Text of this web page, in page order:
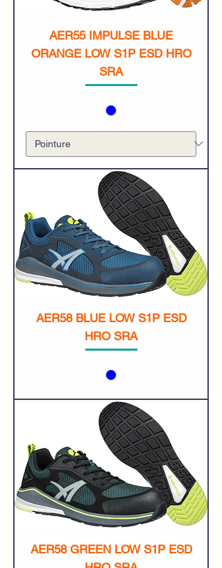
AER55 IMPULSE BLUE
ORANGE LOW S1P ESD HRO
SRA
AER58 BLUE LOW S1P ESD
HRO SRA
AER58 GREEN LOW S1P ESD